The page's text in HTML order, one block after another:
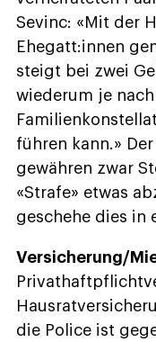
Sevinc: «Mit der
Ehegatt:innen
steigt bei zwei
wiederum je
führen kann.»
gewähren zwar
«Strafe» etwas
geschehe dies in
Versicherung/
die Police ist